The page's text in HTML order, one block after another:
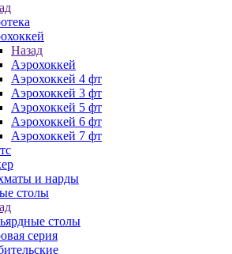
Назад
Аэрохоккей
Аэрохоккей 4 фт
Аэрохоккей 3 фт
Аэрохоккей 5 фт
Аэрохоккей 6 фт
Аэрохоккей 7 фт
и нарды
столы
столы
серия